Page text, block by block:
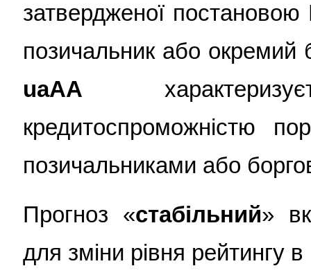
затвердженої
позичальник або окремий
uaAA
кредитоспроможністю
позичальниками або
Прогноз «стабільний»
для зміни рівня рейтингу